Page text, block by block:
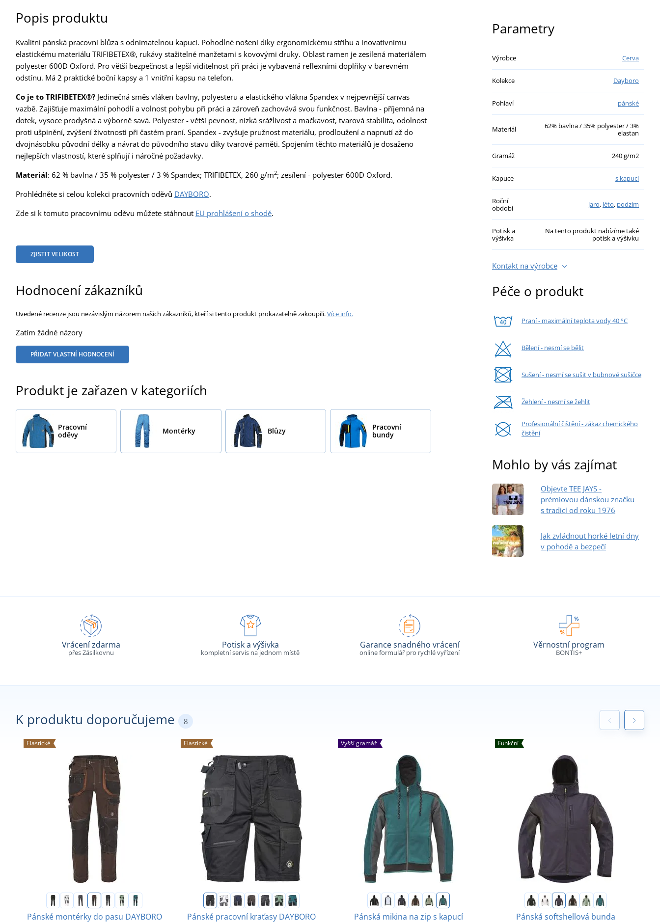
Popis produktu
Kvalitní pánská pracovní blůza s odnímatelnou kapucí. Pohodlné nošení díky ergonomickému střihu a inovativnímu
elastickému materiálu TRIFIBETEX®, rukávy stažitelné manžetami s kovovými druky. Oblast ramen je zesílená materiálem
polyester 600D Oxford. Pro větší bezpečnost a lepší viditelnost při práci je vybavená reflexními doplňky v barevném
odstínu. Má 2 praktické boční kapsy a 1 vnitřní kapsu na telefon.
Co je to TRIFIBETEX®? Jedinečná směs vláken bavlny, polyesteru a elastického vlákna Spandex v nejpevnější canvas
vazbě. Zajišťuje maximální pohodlí a volnost pohybu při práci a zároveň zachovává svou funkčnost. Bavlna - příjemná na
dotek, vysoce prodyšná a výborně savá. Polyester - větší pevnost, nízká srážlivost a mačkavost, tvarová stabilita, odolnost
proti ušpinění, zvýšení životnosti při častém praní. Spandex - zvyšuje pružnost materiálu, prodloužení a napnutí až do
dvojnásobku původní délky a návrat do původního stavu díky tvarové paměti. Spojením těchto materiálů je dosaženo
nejlepších vlastností, které splňují i náročné požadavky.
Materiál: 62 % bavlna / 35 % polyester / 3 % Spandex; TRIFIBETEX, 260 g/m2; zesílení - polyester 600D Oxford.
Prohlédněte si celou kolekci pracovních oděvů DAYBORO.
Zde si k tomuto pracovnímu oděvu můžete stáhnout EU prohlášení o shodě.
ZJISTIT VELIKOST
Hodnocení zákazníků
Uvedené recenze jsou nezávislým názorem našich zákazníků, kteří si tento produkt prokazatelně zakoupili.Více info.
Zatím žádné názory
PŘIDAT VLASTNÍ HODNOCENÍ
Produkt je zařazen v kategoriích
Pracovní
oděvy
Montérky Blůzy
Pracovní
bundy
Parametry
Výrobce Cerva
Kolekce Dayboro
Pohlaví pánské
Materiál
62% bavlna / 35% polyester / 3%
elastan
Gramáž 240 g/m2
Kapuce s kapucí
Roční
období
jaro, léto, podzim
Potisk a
výšivka
Na tento produkt nabízíme také
potisk a výšivku
Kontakt na výrobce
Péče o produkt
Praní - maximální teplota vody 40 °C
Bělení - nesmí se bělit
Sušení - nesmí se sušit v bubnové sušičce
Žehlení - nesmí se žehlit
Profesionální čištění - zákaz chemického
čistění
Mohlo by vás zajímat
Objevte TEE JAYS -
prémiovou dánskou značku
s tradicí od roku 1976
Jak zvládnout horké letní dny
v pohodě a bezpečí
Vrácení zdarma
přes Zásilkovnu
Potisk a výšivka
kompletní servis na jednom místě
Garance snadného vrácení
online formulář pro rychlé vyřízení
Věrnostní program
BONTIS+
K produktu doporučujeme 8
Elastické
Pánské montérky do pasu DAYBORO
Elastické
Pánské pracovní kraťasy DAYBORO
Vyšší gramáž
Pánská mikina na zip s kapucí
Funkční
Pánská softshellová bunda